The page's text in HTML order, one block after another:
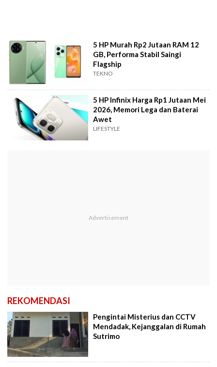
5 HP Murah Rp2 Jutaan RAM 12
GB, Performa Stabil Saingi
Flagship
TEKNO
5 HP Infinix Harga Rp1 Jutaan Mei
2026, Memori Lega dan Baterai
Awet
LIFESTYLE
REKOMENDASI
Pengintai Misterius dan CCTV
Mendadak, Kejanggalan di Rumah
Sutrimo